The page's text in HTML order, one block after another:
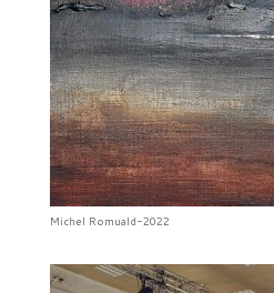
Michel Romuald-2022